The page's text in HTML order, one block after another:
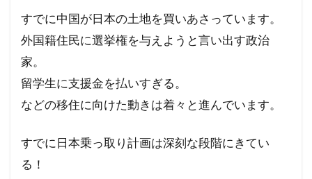
すでに中国が日本の土地を買いあさっています。
外国籍住民に選挙権を与えようと言い出す政治
家。
留学生に支援金を払いすぎる。
などの移住に向けた動きは着々と進んでいます。
すでに日本乗っ取り計画は深刻な段階にきてい
る！